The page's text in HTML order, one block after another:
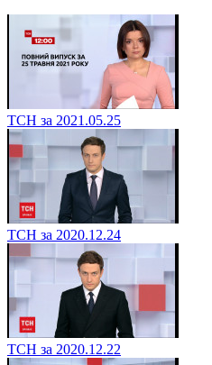
ТСН за 2021.05.25
ТСН за 2020.12.24
ТСН за 2020.12.22